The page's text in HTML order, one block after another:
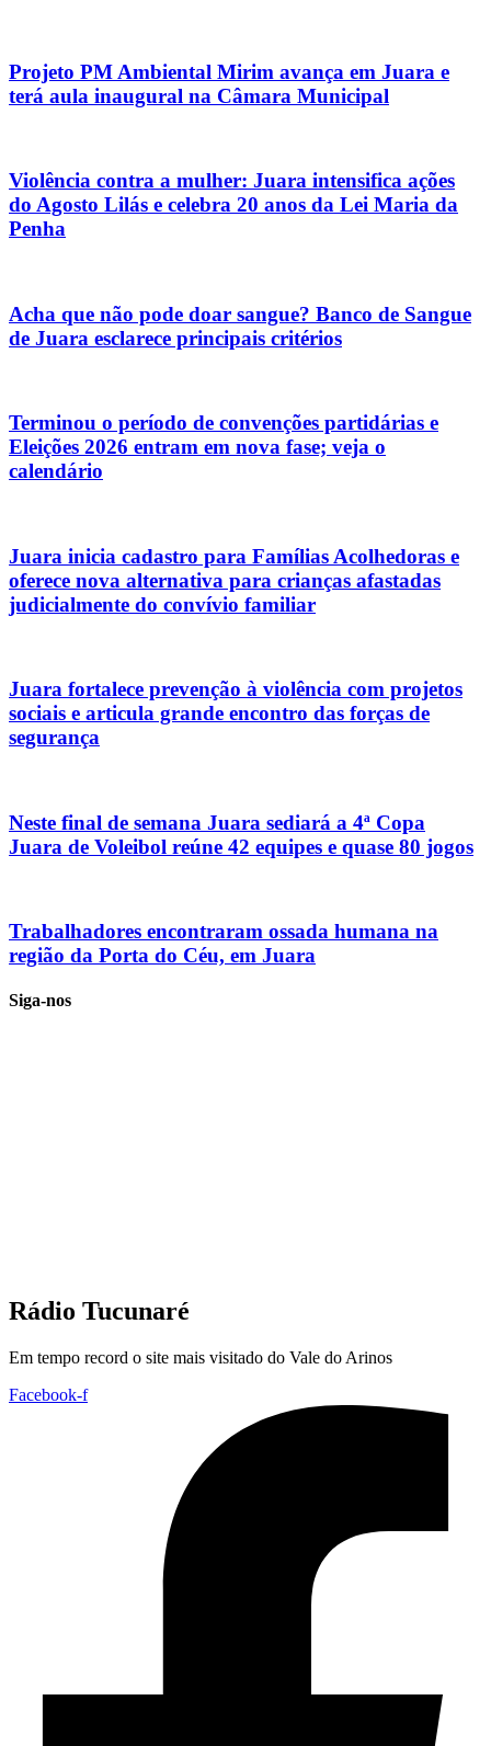
Projeto PM Ambiental Mirim avança em Juara e
terá aula inaugural na Câmara Municipal
Violência contra a mulher: Juara intensifica ações
do Agosto Lilás e celebra 20 anos da Lei Maria da
Penha
Acha que não pode doar sangue? Banco de Sangue
de Juara esclarece principais critérios
Terminou o período de convenções partidárias e
Eleições 2026 entram em nova fase; veja o
calendário
Juara inicia cadastro para Famílias Acolhedoras e
oferece nova alternativa para crianças afastadas
judicialmente do convívio familiar
Juara fortalece prevenção à violência com projetos
sociais e articula grande encontro das forças de
segurança
Neste final de semana Juara sediará a 4ª Copa
Juara de Voleibol reúne 42 equipes e quase 80 jogos
Trabalhadores encontraram ossada humana na
região da Porta do Céu, em Juara
Siga-nos
Rádio Tucunaré
Em tempo record o site mais visitado do Vale do Arinos
Facebook-f